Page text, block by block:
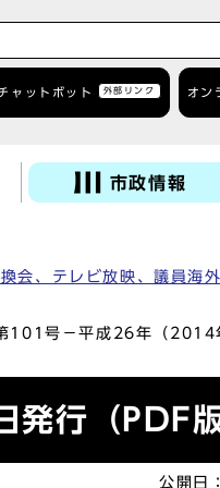
ャットボット 外部リンク オン
市政情報
会、テレビ放映、議員海
101号－平成26年（2014
行（PDF版
公開日：